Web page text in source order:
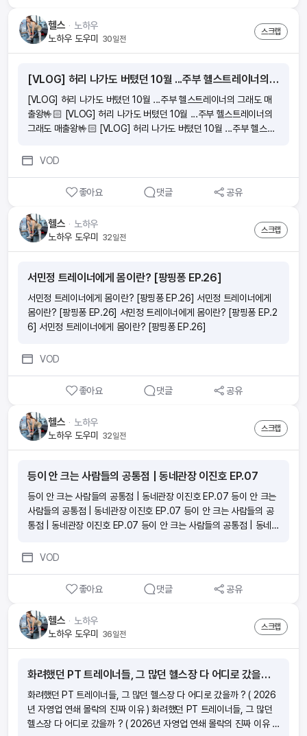
헬스 ᆞ 노하우
노하우 도우미 30일전
스크랩
[VLOG] 허리 나가도 버텼던 10월 ...주부 헬스트레이너의 그래도 매출왕🤟🏻
[VLOG] 허리 나가도 버텼던 10월 ...주부 헬스트레이너의 그래도 매
출왕🤟🏻 [VLOG] 허리 나가도 버텼던 10월 ...주부 헬스트레이너의
그래도 매출왕🤟🏻 [VLOG] 허리 나가도 버텼던 10월 ...주부 헬스트
부 헬스트레이너의 그래도 매출왕🤟🏻
VOD
좋아요 댓글 공유
헬스 ᆞ 노하우
노하우 도우미 32일전
스크랩
서민정 트레이너에게 몸이란? [팡핑퐁 EP.26]
서민정 트레이너에게 몸이란? [팡핑퐁 EP.26] 서민정 트레이너에게
몸이란? [팡핑퐁 EP.26] 서민정 트레이너에게 몸이란? [팡핑퐁 EP.2
6] 서민정 트레이너에게 몸이란? [팡핑퐁 EP.26]
VOD
좋아요 댓글 공유
헬스 ᆞ 노하우
노하우 도우미 32일전
스크랩
등이 안 크는 사람들의 공통점 | 동네관장 이진호 EP.07
등이 안 크는 사람들의 공통점 | 동네관장 이진호 EP.07 등이 안 크는
사람들의 공통점 | 동네관장 이진호 EP.07 등이 안 크는 사람들의 공
통점 | 동네관장 이진호 EP.07 등이 안 크는 사람들의 공통점 | 동네관
VOD
좋아요 댓글 공유
헬스 ᆞ 노하우
노하우 도우미 36일전
스크랩
화려했던 PT 트레이너들, 그 많던 헬스장 다 어디로 갔을까 ? ( 2026년 자영업 연쇄 몰락의 진짜 이유 )
화려했던 PT 트레이너들, 그 많던 헬스장 다 어디로 갔을까 ? ( 2026
년 자영업 연쇄 몰락의 진짜 이유 ) 화려했던 PT 트레이너들, 그 많던
헬스장 다 어디로 갔을까 ? ( 2026년 자영업 연쇄 몰락의 진짜 이유 )